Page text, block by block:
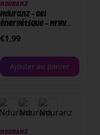
NDURANZ
Nduranz - Gel
énergétique – Nrgy
Orange - Boite ou Unité
€1,99
Ajouter au panier
+1
NDURANZ